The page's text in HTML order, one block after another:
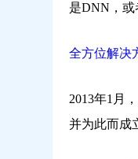
是DNN，或
全方位解决
2013年1月
并为此而成